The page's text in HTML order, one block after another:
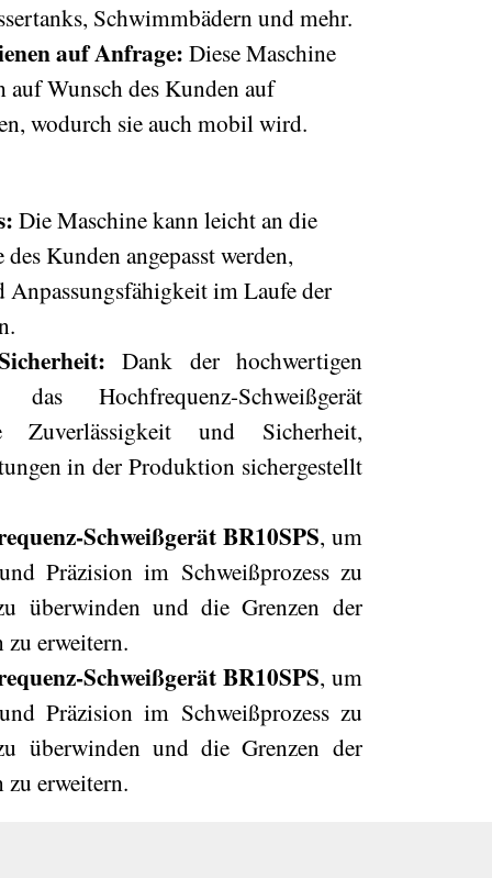
Schwimmbädern und mehr.
auf Anfrage: Diese Maschine
auf Wunsch des Kunden auf
wodurch sie auch mobil wird.
Die Maschine kann leicht an die
Kunden angepasst werden,
im Laufe der
Dank der hochwertigen
Hochfrequenz-Schweißgerät
Zuverlässigkeit und Sicherheit,
in der Produktion sichergestellt
Schweißgerät BR10SPS, um
Präzision im Schweißprozess zu
überwinden und die Grenzen der
erweitern.
Schweißgerät BR10SPS, um
Präzision im Schweißprozess zu
überwinden und die Grenzen der
erweitern.